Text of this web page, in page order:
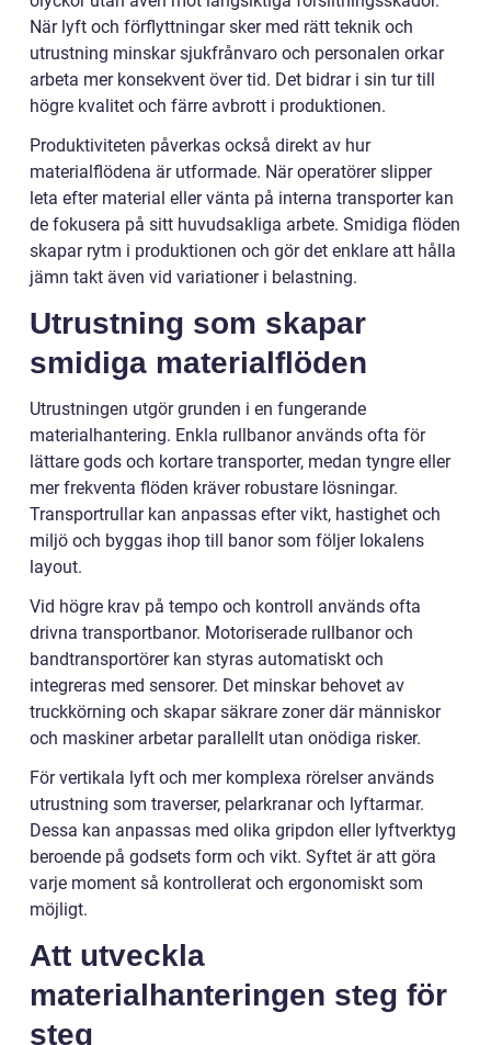
När lyft och förflyttningar sker med rätt teknik och
utrustning minskar sjukfrånvaro och personalen orkar
arbeta mer konsekvent över tid. Det bidrar i sin tur till
högre kvalitet och färre avbrott i produktionen.
Produktiviteten påverkas också direkt av hur
materialflödena är utformade. När operatörer slipper
leta efter material eller vänta på interna transporter kan
de fokusera på sitt huvudsakliga arbete. Smidiga flöden
skapar rytm i produktionen och gör det enklare att hålla
jämn takt även vid variationer i belastning.
Utrustning som skapar
smidiga materialflöden
Utrustningen utgör grunden i en fungerande
materialhantering. Enkla rullbanor används ofta för
lättare gods och kortare transporter, medan tyngre eller
mer frekventa flöden kräver robustare lösningar.
Transportrullar kan anpassas efter vikt, hastighet och
miljö och byggas ihop till banor som följer lokalens
layout.
Vid högre krav på tempo och kontroll används ofta
drivna transportbanor. Motoriserade rullbanor och
bandtransportörer kan styras automatiskt och
integreras med sensorer. Det minskar behovet av
truckkörning och skapar säkrare zoner där människor
och maskiner arbetar parallellt utan onödiga risker.
För vertikala lyft och mer komplexa rörelser används
utrustning som traverser, pelarkranar och lyftarmar.
Dessa kan anpassas med olika gripdon eller lyftverktyg
beroende på godsets form och vikt. Syftet är att göra
varje moment så kontrollerat och ergonomiskt som
möjligt.
Att utveckla
materialhanteringen steg för
steg